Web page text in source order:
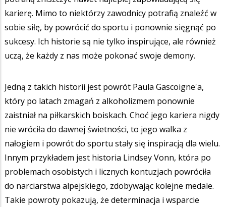
karierę. Mimo to niektórzy zawodnicy potrafią znaleźć w
sobie siłę, by powrócić do sportu i ponownie sięgnąć po
sukcesy. Ich historie są nie tylko inspirujące, ale również
uczą, że każdy z nas może pokonać swoje demony.
Jedną z takich historii jest powrót Paula Gascoigne'a,
który po latach zmagań z alkoholizmem ponownie
zaistniał na piłkarskich boiskach. Choć jego kariera nigdy
nie wróciła do dawnej świetności, to jego walka z
nałogiem i powrót do sportu stały się inspiracją dla wielu.
Innym przykładem jest historia Lindsey Vonn, która po
problemach osobistych i licznych kontuzjach powróciła
do narciarstwa alpejskiego, zdobywając kolejne medale.
Takie powroty pokazują, że determinacja i wsparcie